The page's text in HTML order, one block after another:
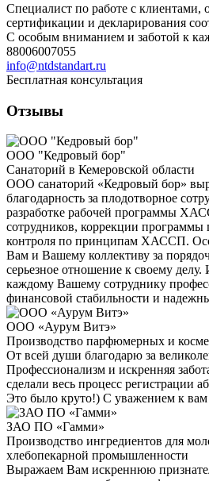
Специалист по работе с клиентами,
сертификации и декларирования
С особым вниманием и заботой к
88006007055
info@ntdstandart.ru
Бесплатная консультация
Отзывы
ООО "Кедровый бор"
Санаторий в Кемеровской области
ООО санаторий «Кедровый бор»
благодарность за плодотворное
разработке рабочей программы
сотрудников, коррекции программы
контроля по принципам ХАССП.
Вам и Вашему коллективу за
серьезное отношение к своему
каждому Вашему сотруднику
финансовой стабильности и
ООО «Аурум Витэ»
Производство парфюмерных и
От всей души благодарю за
Профессионализм и искренняя
сделали весь процесс регистрации
Это было круто!) С уважением к
ЗАО ПО «Гамми»
Производство ингредиентов для
хлебопекарной промышленности
Выражаем Вам искреннюю